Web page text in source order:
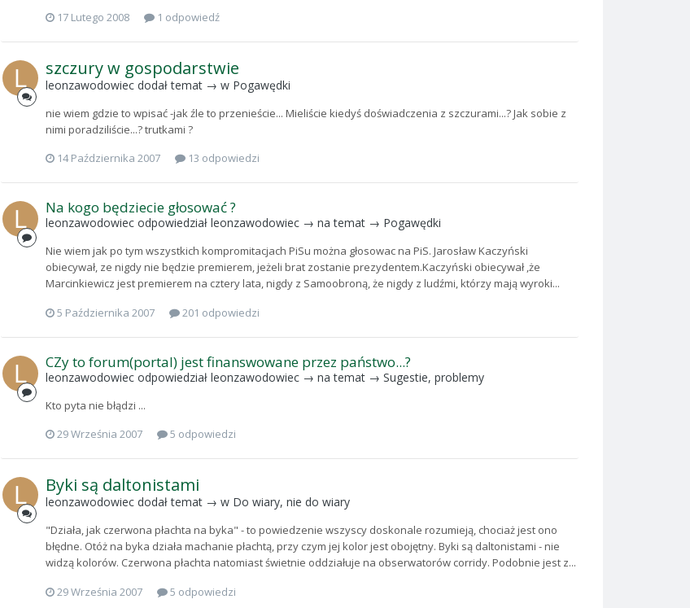
17 Lutego 2008
1 odpowiedź
szczury w gospodarstwie
leonzawodowiec dodał temat → w Pogawędki
nie wiem gdzie to wpisać -jak źle to przenieście... Mieliście kiedyś doświadczenia z szczurami...? Jak sobie z
nimi poradziliście...? trutkami ?
14 Października 2007
13 odpowiedzi
Na kogo będziecie głosować ?
leonzawodowiec odpowiedział leonzawodowiec → na temat → Pogawędki
Nie wiem jak po tym wszystkich kompromitacjach PiSu można głosowac na PiS. Jarosław Kaczyński
obiecywał, ze nigdy nie będzie premierem, jeżeli brat zostanie prezydentem.Kaczyński obiecywał ,że
Marcinkiewicz jest premierem na cztery lata, nigdy z Samoobroną, że nigdy z ludźmi, którzy mają wyroki...
5 Października 2007
201 odpowiedzi
CZy to forum(portal) jest finanswowane przez państwo...?
leonzawodowiec odpowiedział leonzawodowiec → na temat → Sugestie, problemy
Kto pyta nie błądzi ...
29 Września 2007
5 odpowiedzi
Byki są daltonistami
leonzawodowiec dodał temat → w Do wiary, nie do wiary
"Działa, jak czerwona płachta na byka" - to powiedzenie wszyscy doskonale rozumieją, chociaż jest ono
błędne. Otóż na byka działa machanie płachtą, przy czym jej kolor jest obojętny. Byki są daltonistami - nie
widzą kolorów. Czerwona płachta natomiast świetnie oddziałuje na obserwatorów corridy. Podobnie jest z...
29 Września 2007
5 odpowiedzi